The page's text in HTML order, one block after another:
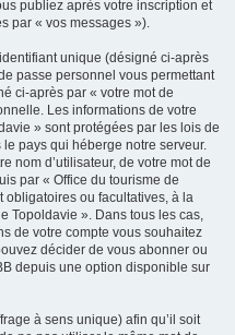
publiez après votre inscription et
par « vos messages »).
unique (désigné ci-après
passe personnel vous permettant
ci-après par « votre mot de
Les informations de votre
» sont protégées par les lois de
pays qui héberge notre serveur.
nom d’utilisateur, de votre mot de
par « Office du tourisme de
obligatoires ou facultatives, à la
Topoldavie ». Dans tous les cas,
de votre compte vous souhaitez
décider de vous abonner ou
depuis une option disponible sur
à sens unique) afin qu’il soit